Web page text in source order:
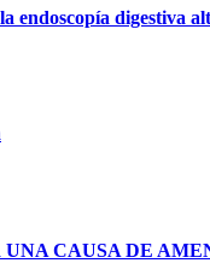
endoscopía digestiva
CAUSA DE